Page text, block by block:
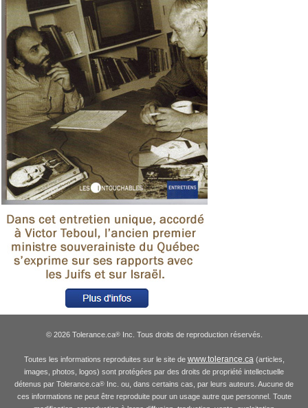
© 2026 Tolerance.ca®Inc. Tous droits de reproduction réservés.
Toutes les informations reproduites sur le site de www.tolerance.ca(articles,
images, photos, logos) sont protégées par des droits de propriété intellectuelle
détenus par Tolerance.ca® Inc. ou, dans certains cas, par leurs auteurs. Aucune de
ces informations ne peut être reproduite pour un usage autre que personnel. Toute